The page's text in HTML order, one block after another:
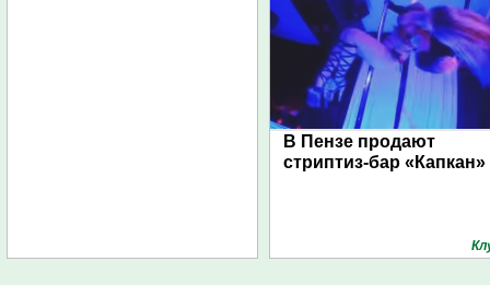
В Пензе продают
стриптиз-бар «Капкан»